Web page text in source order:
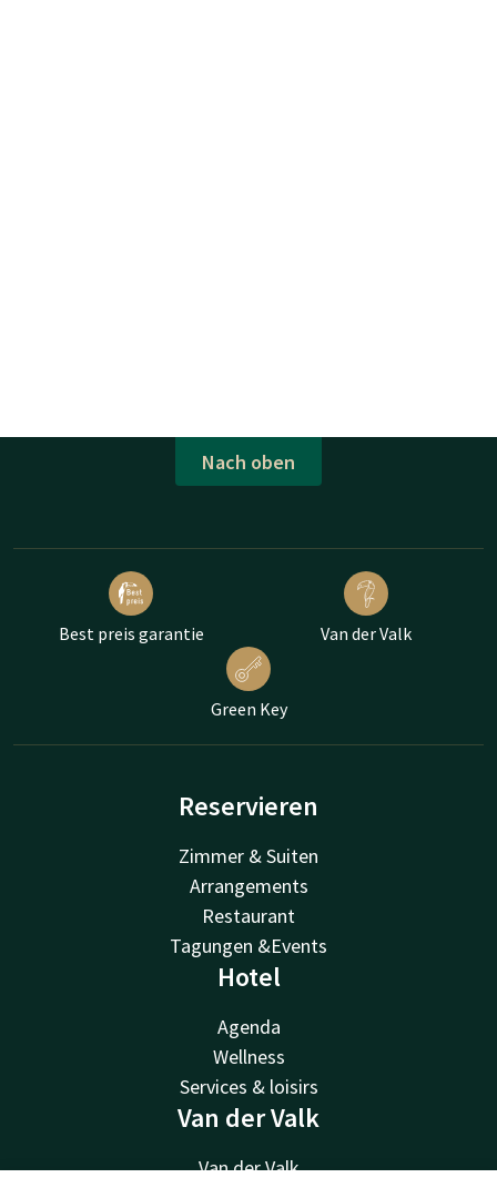
Nach oben
Best preis garantie Van der Valk
Green Key
Reservieren
Zimmer & Suiten
Arrangements
Restaurant
Tagungen &Events
Hotel
Agenda
Wellness
Services & loisirs
Van der Valk
Van der Valk